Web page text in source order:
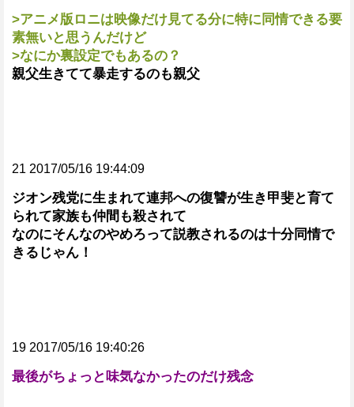
>アニメ版ロニは映像だけ見てる分に特に同情できる要
素無いと思うんだけど
>なにか裏設定でもあるの？
親父生きてて暴走するのも親父
21 2017/05/16 19:44:09
ジオン残党に生まれて連邦への復讐が生き甲斐と育て
られて家族も仲間も殺されて
なのにそんなのやめろって説教されるのは十分同情で
きるじゃん！
19 2017/05/16 19:40:26
最後がちょっと味気なかったのだけ残念